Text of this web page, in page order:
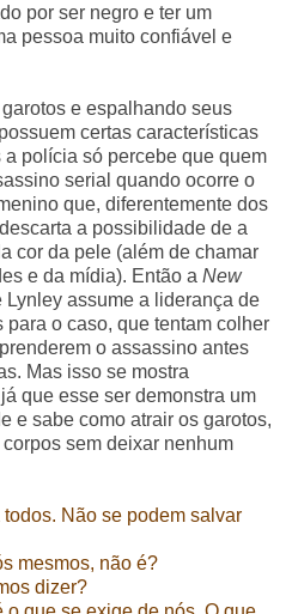
por ser negro e ter um
pessoa muito confiável e
e espalhando seus
certas características
polícia só percebe que quem
serial quando ocorre o
que, diferentemente dos
a possibilidade de a
cor da pele (além de chamar
e da mídia). Então a New
assume a liderança de
o caso, que tentam colher
o assassino antes
Mas isso se mostra
que esse ser demonstra um
e sabe como atrair os garotos,
sem deixar nenhum
Não se podem salvar
mesmos, não é?
dizer?